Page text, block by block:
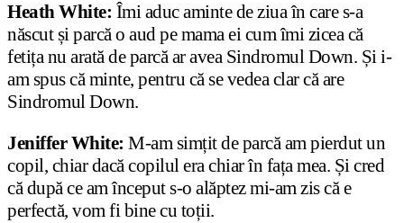
Heath White: Îmi aduc aminte de ziua în care s-a
născut și parcă o aud pe mama ei cum îmi zicea că
fetița nu arată de parcă ar avea Sindromul Down. Și i-
am spus că minte, pentru că se vedea clar că are
Sindromul Down.
Jeniffer White: M-am simțit de parcă am pierdut un
copil, chiar dacă copilul era chiar în fața mea. Și cred
că după ce am început s-o alăptez mi-am zis că e
perfectă, vom fi bine cu toții.